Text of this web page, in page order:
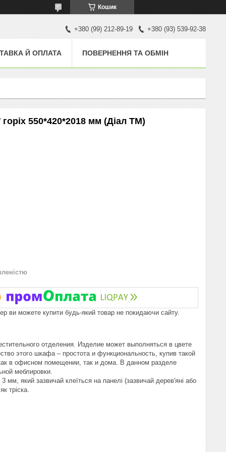
Кошик
+380 (99) 212-89-19 +380 (93) 539-92-38
Й ОПЛАТА ПОВЕРНЕННЯ ТА ОБМІН
550*420*2018 мм (Діал ТМ)
ви можете купити будь-який товар не покидаючи сайту.
отделения. Изделие может выполняться в цвете
этого шкафа – простота и функциональность, купив такой
в офисном помещении, так и дома. В данном разделе
меблировки.
який зазвичай клеїться на панелі (зазвичай дерев'яні або
тріска.